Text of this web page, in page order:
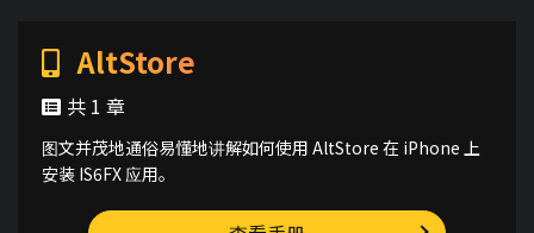
AltStore
共 1 章
图文并茂地通俗易懂地讲解如何使用 AltStore 在 iPhone 上
安装 IS6FX 应用。